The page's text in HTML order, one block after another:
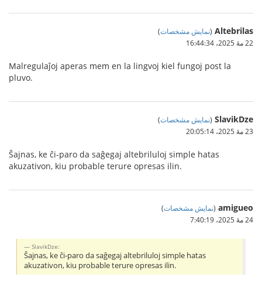
Altebrilas
(نمایش مشخصات)
22 مهٔ 2025،‏ 16:44:34
Malregulaĵoj aperas mem en la lingvoj kiel fungoj post la
pluvo.
SlavikDze
(نمایش مشخصات)
23 مهٔ 2025،‏ 20:05:14
Ŝajnas, ke ĉi-paro da saĝegaj altebriluloj simple hatas
akuzativon, kiu probable terure opresas ilin.
amigueo
(نمایش مشخصات)
24 مهٔ 2025،‏ 7:40:19
SlavikDze:
Ŝajnas, ke ĉi-paro da saĝegaj altebriluloj simple hatas
akuzativon, kiu probable terure opresas ilin.